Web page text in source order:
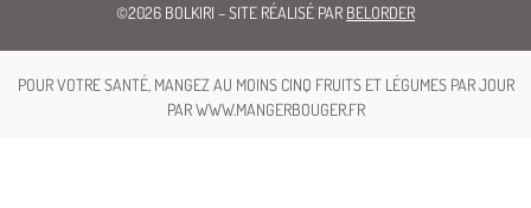
©2026 BOLKIRI – SITE RÉALISÉ PAR BELORDER
POUR VOTRE SANTÉ, MANGEZ AU MOINS CINQ FRUITS ET LÉGUMES PAR JOUR
PAR WWW.MANGERBOUGER.FR